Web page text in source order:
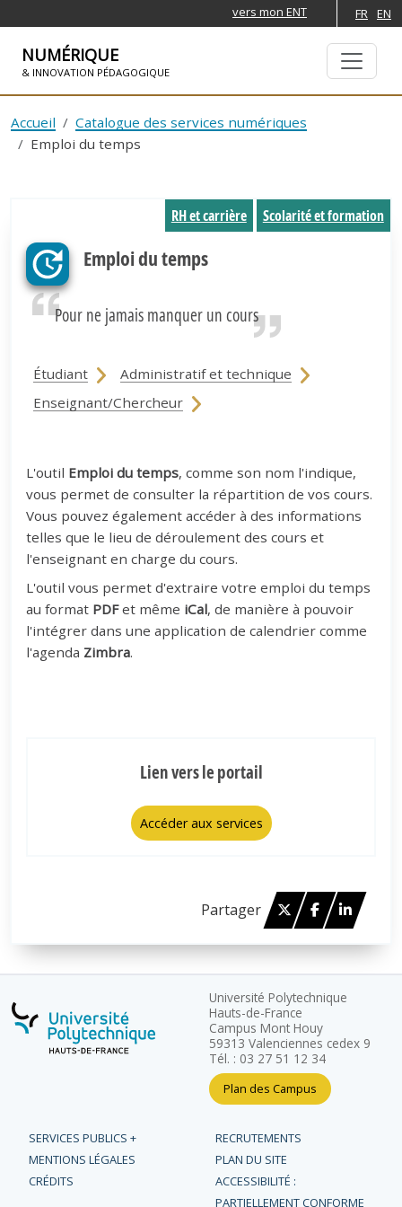
vers mon ENT FR EN
NUMÉRIQUE
& INNOVATION PÉDAGOGIQUE
Accueil
Catalogue des services numériques
Emploi du temps
Emploi du temps
Pour ne jamais manquer un cours
RH et carrière Scolarité et formation
Étudiant
Administratif et technique
Enseignant/Chercheur
L'outil Emploi du temps, comme son nom l'indique,
vous permet de consulter la répartition de vos cours.
Vous pouvez également accéder à des informations
telles que le lieu de déroulement des cours et
l'enseignant en charge du cours.
L'outil vous permet d'extraire votre emploi du temps
au format PDFet même iCal, de manière à pouvoir
l'intégrer dans une application de calendrier comme
l'agenda Zimbra.
Partager TwitterFacebook
Linked
Lien vers le portail
Accéder aux services
Université Polytechnique
Hauts-de-France
Campus Mont Houy
59313 Valenciennes cedex 9
Tél. : 03 27 51 12 34
Plan des Campus
SERVICES PUBLICS +
RECRUTEMENTS
MENTIONS LÉGALES
PLAN DU SITE
CRÉDITS
ACCESSIBILITÉ :
PARTIELLEMENT CONFORME